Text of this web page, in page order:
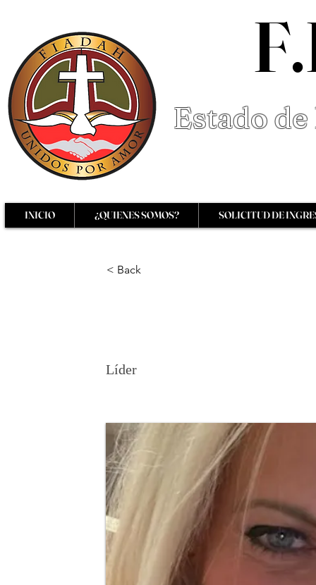
Estado
INICIO ¿QUIENES SOMOS? SOLICITUD DE
< Back
Líder